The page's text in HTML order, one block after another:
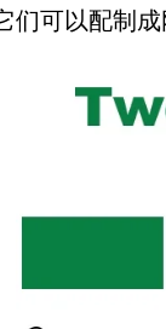
们可以配制成